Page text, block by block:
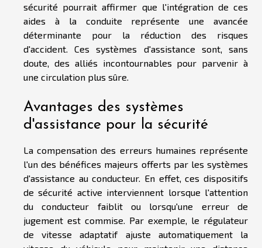
sécurité pourrait affirmer que l'intégration de ces
aides à la conduite représente une avancée
déterminante pour la réduction des risques
d'accident. Ces systèmes d'assistance sont, sans
doute, des alliés incontournables pour parvenir à
une circulation plus sûre.
Avantages des systèmes
d'assistance pour la sécurité
La compensation des erreurs humaines représente
l'un des bénéfices majeurs offerts par les systèmes
d'assistance au conducteur. En effet, ces dispositifs
de sécurité active interviennent lorsque l'attention
du conducteur faiblit ou lorsqu'une erreur de
jugement est commise. Par exemple, le régulateur
de vitesse adaptatif ajuste automatiquement la